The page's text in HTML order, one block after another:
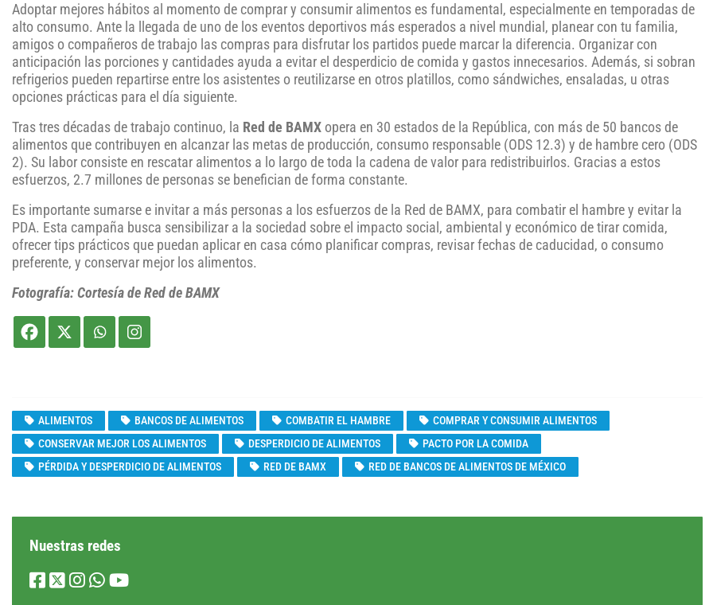
Adoptar mejores hábitos al momento de comprar y consumir alimentos es fundamental, especialmente en temporadas de
alto consumo. Ante la llegada de uno de los eventos deportivos más esperados a nivel mundial, planear con tu familia,
amigos o compañeros de trabajo las compras para disfrutar los partidos puede marcar la diferencia. Organizar con
anticipación las porciones y cantidades ayuda a evitar el desperdicio de comida y gastos innecesarios. Además, si sobran
refrigerios pueden repartirse entre los asistentes o reutilizarse en otros platillos, como sándwiches, ensaladas, u otras
opciones prácticas para el día siguiente.
Tras tres décadas de trabajo continuo, la Red de BAMX opera en 30 estados de la República, con más de 50 bancos de
alimentos que contribuyen en alcanzar las metas de producción, consumo responsable (ODS 12.3) y de hambre cero (ODS
2). Su labor consiste en rescatar alimentos a lo largo de toda la cadena de valor para redistribuirlos. Gracias a estos
esfuerzos, 2.7 millones de personas se benefician de forma constante.
Es importante sumarse e invitar a más personas a los esfuerzos de la Red de BAMX, para combatir el hambre y evitar la
PDA. Esta campaña busca sensibilizar a la sociedad sobre el impacto social, ambiental y económico de tirar comida,
ofrecer tips prácticos que puedan aplicar en casa cómo planificar compras, revisar fechas de caducidad, o consumo
preferente, y conservar mejor los alimentos.
Fotografía: Cortesía de Red de BAMX
ALIMENTOS BANCOS DE ALIMENTOS COMBATIR EL HAMBRE
COMPRAR Y CONSUMIR ALIMENTOS
CONSERVAR MEJOR LOS ALIMENTOS
DESPERDICIO DE ALIMENTOS
PACTO POR LA COMIDA
PÉRDIDA Y DESPERDICIO DE ALIMENTOS
RED DE BAMX RED DE BANCOS DE ALIMENTOS DE MÉXICO
Nuestras redes